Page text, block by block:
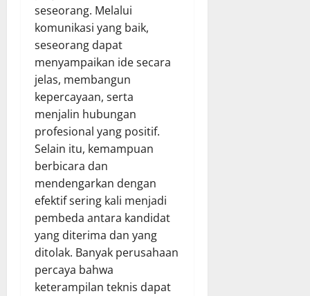
seseorang. Melalui
komunikasi yang baik,
seseorang dapat
menyampaikan ide secara
jelas, membangun
kepercayaan, serta
menjalin hubungan
profesional yang positif.
Selain itu, kemampuan
berbicara dan
mendengarkan dengan
efektif sering kali menjadi
pembeda antara kandidat
yang diterima dan yang
ditolak. Banyak perusahaan
percaya bahwa
keterampilan teknis dapat